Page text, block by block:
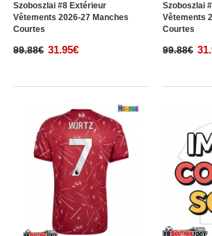
Szoboszlai #8 Extérieur
Vêtements 2026-27 Manches
Courtes
99.88€ 31.95€
Szoboszlai
Vêtements
Courtes
99.88€